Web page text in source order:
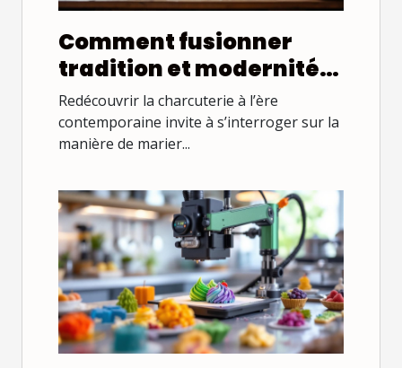
Comment fusionner
tradition et modernité
dans la charcuterie ?
Redécouvrir la charcuterie à l’ère
contemporaine invite à s’interroger sur la
manière de marier...